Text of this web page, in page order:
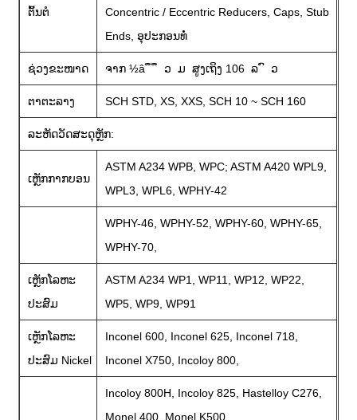
ຕົ້ນຕໍ
Concentric / Eccentric Reducers, Caps, Stub
Ends, ອຸປະກອນທໍ່
ຊ່ວງຂະໜາດ ຈາກ ½â ​ ຶ ​ ຶ ​ ວ ​ ມ ​ ສູງ​ເຖິງ 106 ​ ລ ​ ົ ​ ວ ​
ຕາຕະລາງ SCH STD, XS, XXS, SCH 10 ~ SCH 160
ລະຫັດວັດສະດຸຫຼັກ:
ເຫຼັກ​ກາກ​ບອນ
ASTM A234 WPB, WPC; ASTM A420 WPL9,
WPL3, WPL6, WPHY-42
WPHY-46, WPHY-52, WPHY-60, WPHY-65,
WPHY-70,
ເຫຼັກໂລຫະ
ປະສົມ
ASTM A234 WP1, WP11, WP12, WP22,
WP5, WP9, WP91
ເຫຼັກໂລຫະ
ປະສົມ Nickel
Inconel 600, Inconel 625, Inconel 718,
Inconel X750, Incoloy 800,
Incoloy 800H, Incoloy 825, Hastelloy C276,
Monel 400, Monel K500